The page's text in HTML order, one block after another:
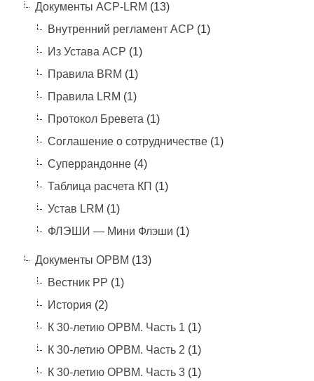
Документы ACP-LRM (13)
Внутренний регламент АСР (1)
Из Устава АСР (1)
Правила BRM (1)
Правила LRM (1)
Протокол Бревета (1)
Соглашение о сотрудничестве(1)
Суперрандонне(4)
Таблица расчета КП (1)
Устав LRM (1)
ФЛЭШИ — Мини Флэши (1)
Документы ОРВМ (13)
Вестник РР (1)
История (2)
К 30-летию ОРВМ. Часть 1 (1)
К 30-летию ОРВМ. Часть 2 (1)
К 30-летию ОРВМ. Часть 3(1)